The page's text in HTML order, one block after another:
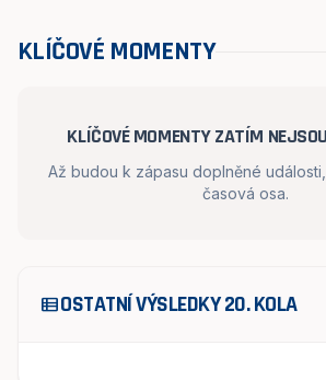
KLÍČOVÉ MOMENTY
KLÍČOVÉ MOMENTY ZATÍM
Až budou k zápasu doplněné
časová osa.
view_listOSTATNÍ VÝSLEDKY 20. KOLA